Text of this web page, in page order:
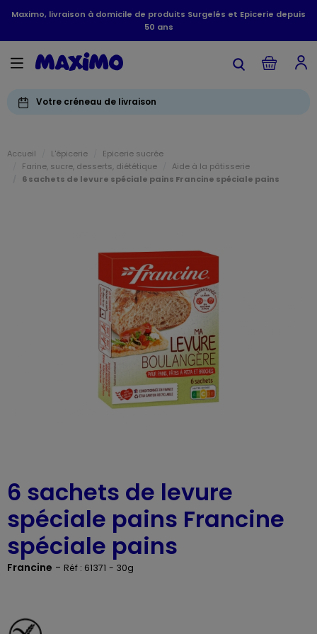
Maximo, livraison à domicile de produits Surgelés et Epicerie depuis
50 ans
Votre créneau de livraison
Accueil L'épicerie
Epicerie sucrée
Farine, sucre, desserts, diététique
Aide à la pâtisserie
6 sachets de levure spéciale pains Francine spéciale pains
6 sachets de levure
spéciale pains Francine
spéciale pains
Francine - Réf : 61371 - 30g